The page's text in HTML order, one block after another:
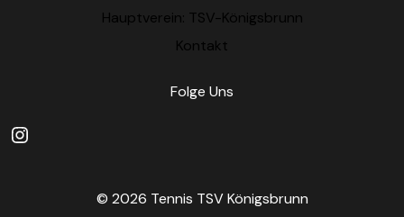
Hauptverein: TSV-Königsbrunn
Kontakt
Folge Uns
© 2026 Tennis TSV Königsbrunn